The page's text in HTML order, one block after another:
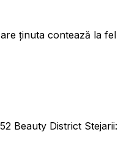
ținuta contează la
Beauty District